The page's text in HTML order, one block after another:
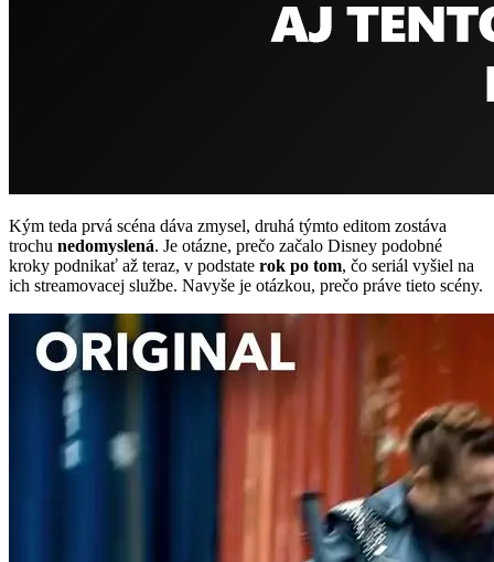
Kým teda prvá scéna dáva zmysel, druhá týmto editom zostáva
trochu nedomyslená. Je otázne, prečo začalo Disney podobné
kroky podnikať až teraz, v podstate rok po tom, čo seriál vyšiel na
ich streamovacej službe. Navyše je otázkou, prečo práve tieto scény.